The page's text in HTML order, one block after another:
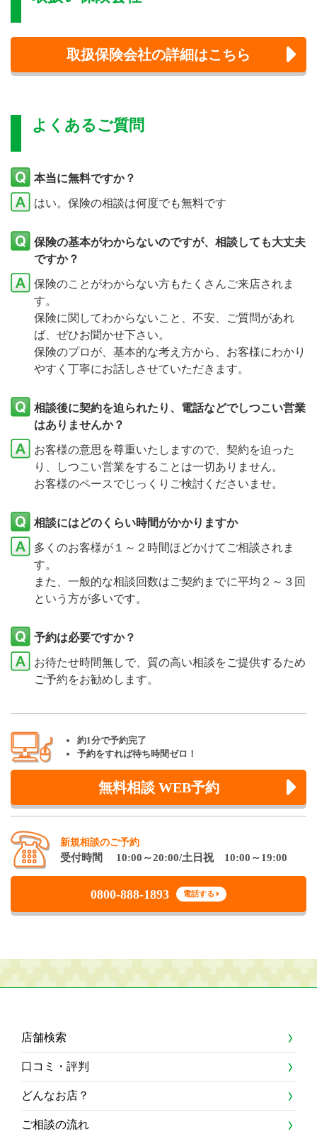
取扱保険会社の詳細はこちら
よくあるご質問
本当に無料ですか？
はい。保険の相談は何度でも無料です
保険の基本がわからないのですが、相談しても大丈夫
ですか？
保険のことがわからない方もたくさんご来店されま
す。
保険に関してわからないこと、不安、ご質問があれ
ば、ぜひお聞かせ下さい。
保険のプロが、基本的な考え方から、お客様にわかり
やすく丁寧にお話しさせていただきます。
相談後に契約を迫られたり、電話などでしつこい営業
はありませんか？
お客様の意思を尊重いたしますので、契約を迫った
り、しつこい営業をすることは一切ありません。
お客様のペースでじっくりご検討くださいませ。
相談にはどのくらい時間がかかりますか
多くのお客様が１～２時間ほどかけてご相談されま
す。
また、一般的な相談回数はご契約までに平均２～３回
という方が多いです。
予約は必要ですか？
お待たせ時間無しで、質の高い相談をご提供するため
ご予約をお勧めします。
約1分で予約完了
予約をすれば待ち時間ゼロ！
無料相談 WEB予約
新規相談のご予約
受付時間 10:00～20:00/土日祝 10:00～19:00
0800-888-1893 電話する
店舗検索
口コミ・評判
どんなお店？
ご相談の流れ